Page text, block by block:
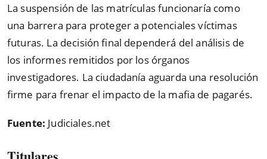
La suspensión de las matrículas funcionaría como
una barrera para proteger a potenciales víctimas
futuras. La decisión final dependerá del análisis de
los informes remitidos por los órganos
investigadores. La ciudadanía aguarda una resolución
firme para frenar el impacto de la mafia de pagarés.
Fuente: Judiciales.net